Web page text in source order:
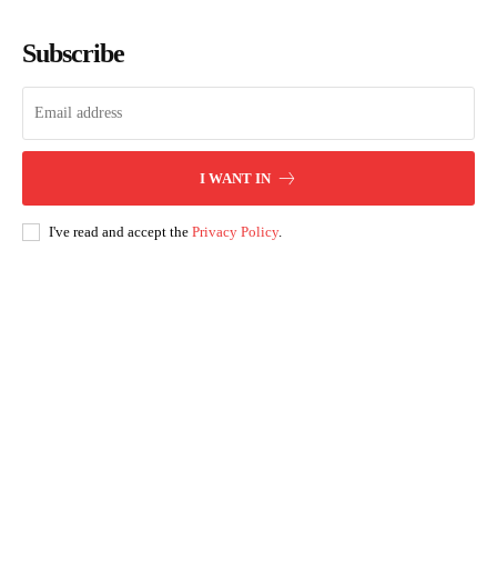
Subscribe
I WANT IN
I've read and accept the Privacy Policy.